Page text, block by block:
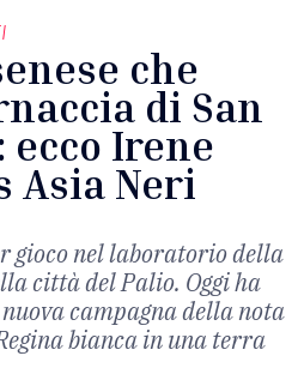
che
di San
ecco Irene
Asia Neri
gioco nel laboratorio della
città del Palio. Oggi ha
campagna della nota
bianca in una terra